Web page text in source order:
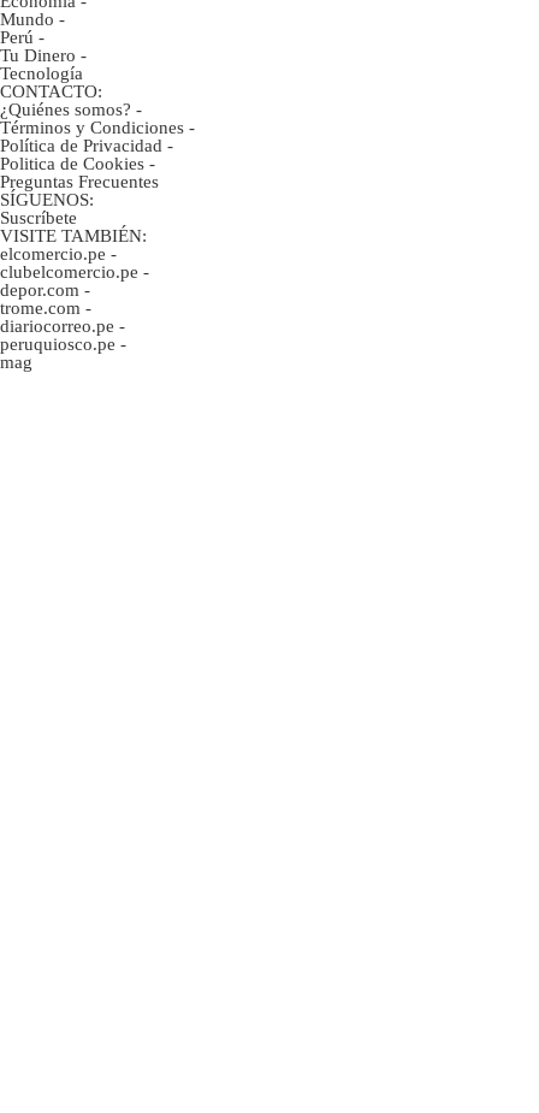
Mundo -
Perú -
Tu Dinero -
Tecnología
CONTACTO:
¿Quiénes somos? -
Términos y Condiciones -
Política de Privacidad -
Politica de Cookies -
Preguntas Frecuentes
SÍGUENOS:
Suscríbete
VISITE TAMBIÉN:
elcomercio.pe -
clubelcomercio.pe -
depor.com -
trome.com -
diariocorreo.pe -
peruquiosco.pe -
mag